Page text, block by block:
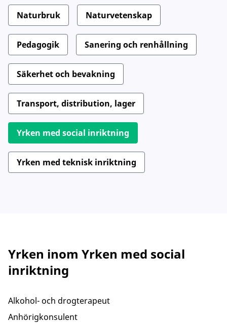
Naturbruk Naturvetenskap
Pedagogik Sanering och renhållning
Säkerhet och bevakning
Transport, distribution, lager
Yrken med social inriktning
Yrken med teknisk inriktning
Yrken inom Yrken med social
inriktning
Alkohol- och drogterapeut
Anhörigkonsulent